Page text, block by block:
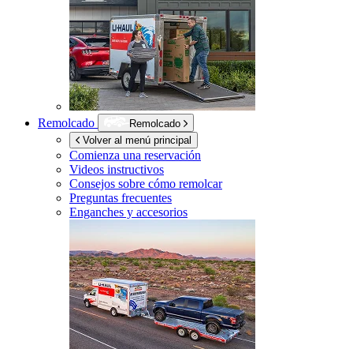
Remolcado
Remolcado
Volver al menú principal
Comienza una reservación
Videos instructivos
Consejos sobre cómo remolcar
Preguntas frecuentes
Enganches y accesorios